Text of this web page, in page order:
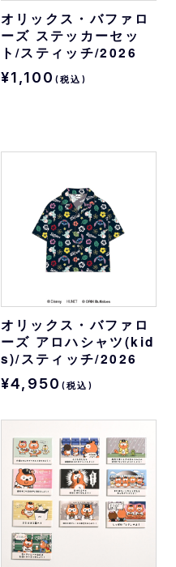
オリックス・バファロ
ーズ ステッカーセッ
ト/スティッチ/2026
¥1,100 (税込)
オリックス・バファロ
ーズ アロハシャツ(kid
s)/スティッチ/2026
¥4,950 (税込)